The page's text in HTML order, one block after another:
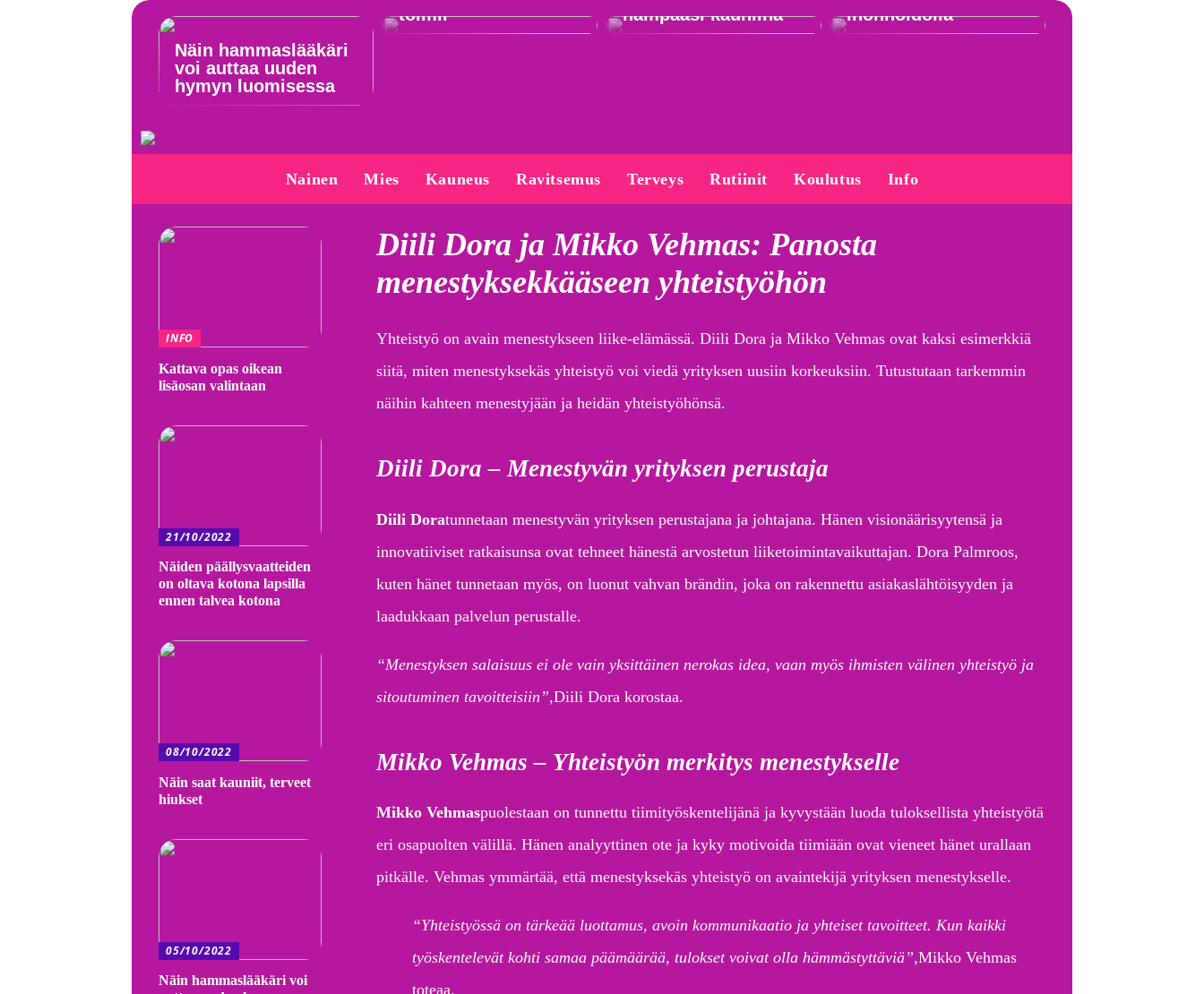
Näin hammaslääkäri
voi auttaa uuden
hymyn luomisessa
toimii
hampaasi kauniina
ihonhoidolla
Nainen Mies Kauneus Ravitsemus Terveys Rutiinit Koulutus Info
Diili Dora ja Mikko Vehmas: Panosta
menestyksekkääseen yhteistyöhön
Yhteistyö on avain menestykseen liike-elämässä. Diili Dora ja Mikko Vehmas ovat kaksi esimerkkiä
siitä, miten menestyksekäs yhteistyö voi viedä yrityksen uusiin korkeuksiin. Tutustutaan tarkemmin
näihin kahteen menestyjään ja heidän yhteistyöhönsä.
Diili Dora – Menestyvän yrityksen perustaja
Diili Doratunnetaan menestyvän yrityksen perustajana ja johtajana. Hänen visionäärisyytensä ja
innovatiiviset ratkaisunsa ovat tehneet hänestä arvostetun liiketoimintavaikuttajan. Dora Palmroos,
kuten hänet tunnetaan myös, on luonut vahvan brändin, joka on rakennettu asiakaslähtöisyyden ja
laadukkaan palvelun perustalle.
“Menestyksen salaisuus ei ole vain yksittäinen nerokas idea, vaan myös ihmisten välinen yhteistyö ja
sitoutuminen tavoitteisiin”,Diili Dora korostaa.
Mikko Vehmas – Yhteistyön merkitys menestykselle
Mikko Vehmaspuolestaan on tunnettu tiimityöskentelijänä ja kyvystään luoda tuloksellista yhteistyötä
eri osapuolten välillä. Hänen analyyttinen ote ja kyky motivoida tiimiään ovat vieneet hänet urallaan
pitkälle. Vehmas ymmärtää, että menestyksekäs yhteistyö on avaintekijä yrityksen menestykselle.
“Yhteistyössä on tärkeää luottamus, avoin kommunikaatio ja yhteiset tavoitteet. Kun kaikki
työskentelevät kohti samaa päämäärää, tulokset voivat olla hämmästyttäviä”,Mikko Vehmas
toteaa.
INFO
Kattava opas oikean
lisäosan valintaan
21/10/2022
Näiden päällysvaatteiden
on oltava kotona lapsilla
ennen talvea kotona
08/10/2022
Näin saat kauniit, terveet
hiukset
05/10/2022
Näin hammaslääkäri voi